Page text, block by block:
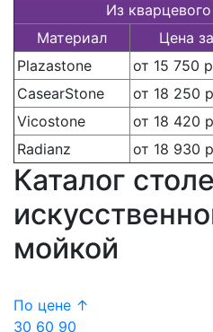
Из
Материал
Цена
Plazastone
от 15 750
CasearStone
от 18 250
Vicostone
от 18 420
Radianz
от 18 930
Каталог
мойкой
По цене ↑
30 60 90